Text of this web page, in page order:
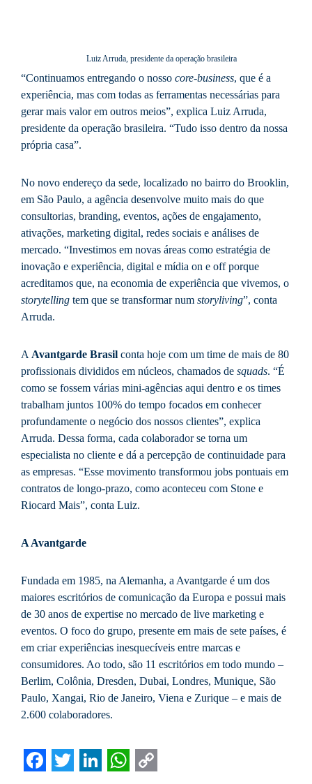
Luiz Arruda, presidente da operação brasileira
“Continuamos entregando o nosso core-business, que é a
experiência, mas com todas as ferramentas necessárias para
gerar mais valor em outros meios”, explica Luiz Arruda,
presidente da operação brasileira. “Tudo isso dentro da nossa
própria casa”.
No novo endereço da sede, localizado no bairro do Brooklin,
em São Paulo, a agência desenvolve muito mais do que
consultorias, branding, eventos, ações de engajamento,
ativações, marketing digital, redes sociais e análises de
mercado. “Investimos em novas áreas como estratégia de
inovação e experiência, digital e mídia on e off porque
acreditamos que, na economia de experiência que vivemos, o
storytelling tem que se transformar num storyliving”, conta
Arruda.
A Avantgarde Brasil conta hoje com um time de mais de 80
profissionais divididos em núcleos, chamados de squads. “É
como se fossem várias mini-agências aqui dentro e os times
trabalham juntos 100% do tempo focados em conhecer
profundamente o negócio dos nossos clientes”, explica
Arruda. Dessa forma, cada colaborador se torna um
especialista no cliente e dá a percepção de continuidade para
as empresas. “Esse movimento transformou jobs pontuais em
contratos de longo-prazo, como aconteceu com Stone e
Riocard Mais”, conta Luiz.
A Avantgarde
Fundada em 1985, na Alemanha, a Avantgarde é um dos
maiores escritórios de comunicação da Europa e possui mais
de 30 anos de expertise no mercado de live marketing e
eventos. O foco do grupo, presente em mais de sete países, é
em criar experiências inesquecíveis entre marcas e
consumidores. Ao todo, são 11 escritórios em todo mundo –
Berlim, Colônia, Dresden, Dubai, Londres, Munique, São
Paulo, Xangai, Rio de Janeiro, Viena e Zurique – e mais de
2.600 colaboradores.